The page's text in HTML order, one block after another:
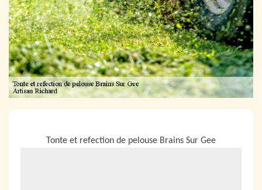
Tonte et refection de pelouse Brains Sur Gee